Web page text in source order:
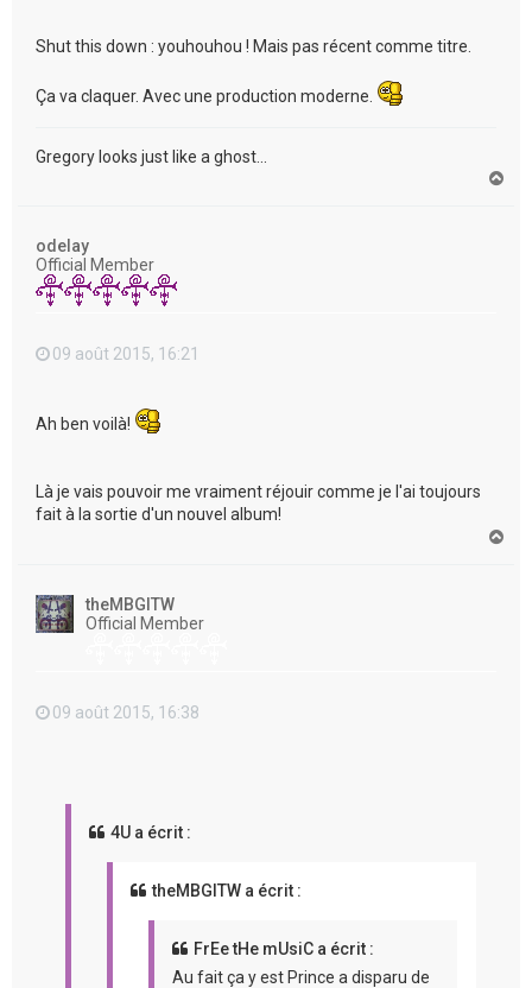
Shut this down : youhouhou ! Mais pas récent comme titre.
Ça va claquer. Avec une production moderne.
Gregory looks just like a ghost...
odelay
Official Member
09 août 2015, 16:21
Ah ben voilà!
Là je vais pouvoir me vraiment réjouir comme je l'ai toujours
fait à la sortie d'un nouvel album!
theMBGITW
Official Member
09 août 2015, 16:38
4U a écrit :
theMBGITW a écrit :
FrEe tHe mUsiC a écrit :
Au fait ça y est Prince a disparu de